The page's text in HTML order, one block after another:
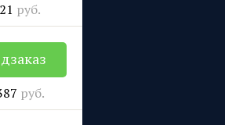
руб.
руб.